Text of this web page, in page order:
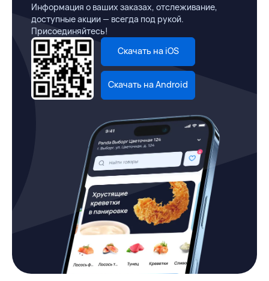
Информация о ваших заказах, отслеживание,
доступные акции — всегда под рукой.
Присоединяйтесь!
Скачать на iOS
Скачать на Android